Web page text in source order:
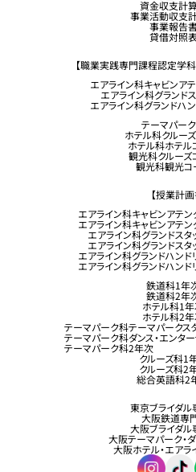
資金収支計
事業活動収支
事業報告
貸借対照
【職業実践専門課程認定学
エアライン科キャビンア
エアライン科グランド
エアライン科グランドハ
テーマパー
ホテル科クルー
ホテル科ホテル
観光科クルーズ
観光科観光コ
【授業計画
エアライン科キャビンアテ
エアライン科キャビンアテ
エアライン科グランドス
エアライン科グランドス
エアライン科グランドハン
エアライン科グランドハン
鉄道科1年
鉄道科2年
ホテル科1
ホテル科2
テーマパーク科テーマパークス
テーマパーク科ダンス・エンタ
テーマパーク科2年次
クルーズ科1
クルーズ科2
総合英語科2
東京ブライダ
大阪鉄道専
大阪ブライダ
大阪テーマパーク・
大阪ホテル・エア